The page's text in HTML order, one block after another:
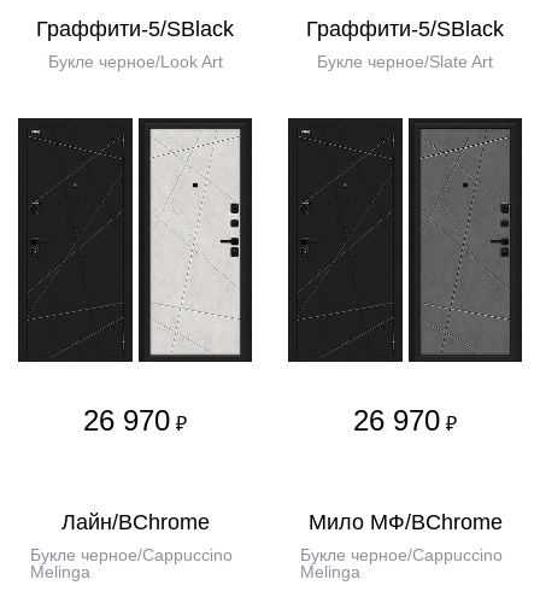
Граффити-5/SBlack
Букле черное/Look Art
26 970 ₽
Граффити-5/SBlack
Букле черное/Slate Art
26 970 ₽
Лайн/BChrome
Букле черное/Cappuccino
Melinga
Мило МФ/BChrome
Букле черное/Cappuccino
Melinga